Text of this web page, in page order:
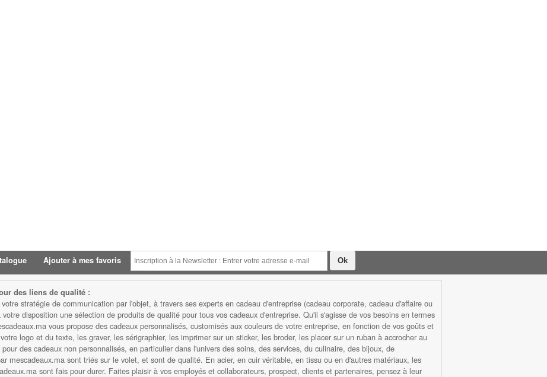
Ajouter à mes favoris
des liens de qualité :
stratégie de communication par l'objet, à travers ses experts en cadeau d'entreprise (cadeau corporate, cadeau d'affaire ou
disposition une sélection de produits de qualité pour tous vos cadeaux d'entreprise. Qu'il s'agisse de vos besoins en termes
vous propose des cadeaux personnalisés, customisés aux couleurs de votre entreprise, en fonction de vos goûts et
logo et du texte, les graver, les sérigraphier, les imprimer sur un sticker, les broder, les placer sur un ruban à accrocher au
des cadeaux non personnalisés, en particulier dans l'univers des soins, des services, du culinaire, des bijoux, de
mescadeaux.ma sont triés sur le volet, et sont de qualité. En acier, en cuir véritable, en tissu ou en d'autres matériaux, les
sont fais pour durer. Faites plaisir à vos employés et collaborateurs, prospect, clients et partenaires, pensez à leur